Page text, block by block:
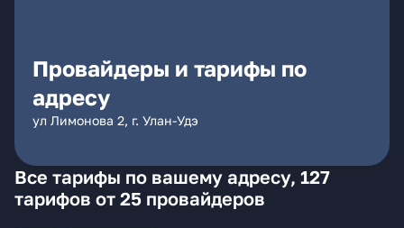
Провайдеры и тарифы по
адресу
ул Лимонова 2, г. Улан-Удэ
Все тарифы по вашему адресу, 127
тарифов от 25 провайдеров